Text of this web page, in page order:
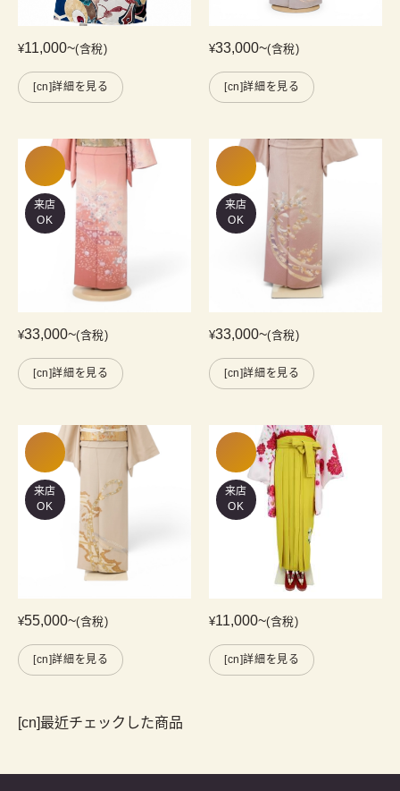
¥11,000~(含稅)
[cn]詳細を見る
¥33,000~(含稅)
[cn]詳細を見る
来店
OK
¥33,000~(含稅)
[cn]詳細を見る
来店
OK
¥33,000~(含稅)
[cn]詳細を見る
来店
OK
¥55,000~(含稅)
[cn]詳細を見る
来店
OK
¥11,000~(含稅)
[cn]詳細を見る
[cn]最近チェックした商品